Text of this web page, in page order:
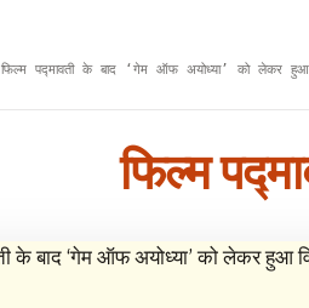
फिल्म पद्मावती के बाद ‘गेम ऑफ अयोध्या’ को लेकर हुआ
फिल्म